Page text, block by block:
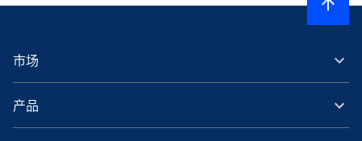
市场
产品